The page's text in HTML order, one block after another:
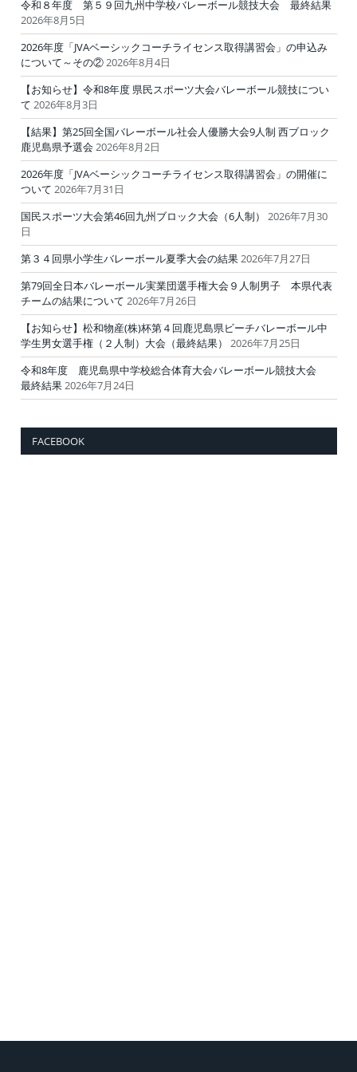
令和８年度 第５９回九州中学校バレーボール競技大会 最終結果
2026年8月5日
2026年度「JVAベーシックコーチライセンス取得講習会」の申込み
について～その②2026年8月4日
【お知らせ】令和8年度 県民スポーツ大会バレーボール競技につい
て 2026年8月3日
【結果】第25回全国バレーボール社会人優勝大会9人制 西ブロック
鹿児島県予選会 2026年8月2日
2026年度「JVAベーシックコーチライセンス取得講習会」の開催に
ついて 2026年7月31日
国民スポーツ大会第46回九州ブロック大会（6人制）
2026年7月30
日
第３４回県小学生バレーボール夏季大会の結果2026年7月27日
第79回全日本バレーボール実業団選手権大会９人制男子 本県代表
チームの結果について 2026年7月26日
【お知らせ】松和物産(株)杯第４回鹿児島県ビーチバレーボール中
学生男女選手権（２人制）大会（最終結果）
2026年7月25日
令和8年度 鹿児島県中学校総合体育大会バレーボール競技大会
最終結果2026年7月24日
FACEBOOK